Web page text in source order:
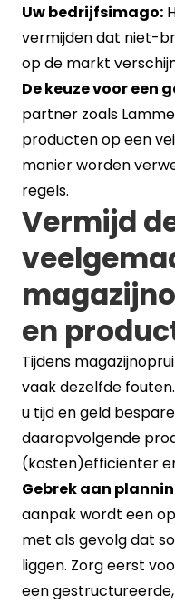
Uw bedrijfsimago:
vermijden dat niet-
op de markt
De keuze voor een
partner zoals
producten op een
manier worden
regels.
Vermijd
en
Tijdens
vaak dezelfde
u tijd en geld
daaropvolgende
(kosten)efficiënter
Gebrek aan
aanpak wordt een
met als gevolg dat
liggen. Zorg eerst
een